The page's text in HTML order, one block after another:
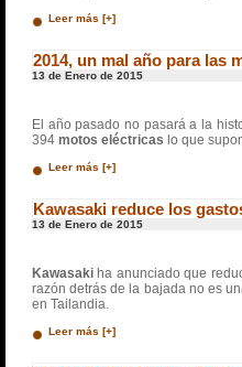
Leer más [+]
2014, un mal año para las
13 de Enero de 2015
El año pasado no pasará a la
394 motos eléctricas lo que
Leer más [+]
Kawasaki reduce los
13 de Enero de 2015
Kawasaki ha anunciado que
razón detrás de la bajada no es
en Tailandia.
Leer más [+]